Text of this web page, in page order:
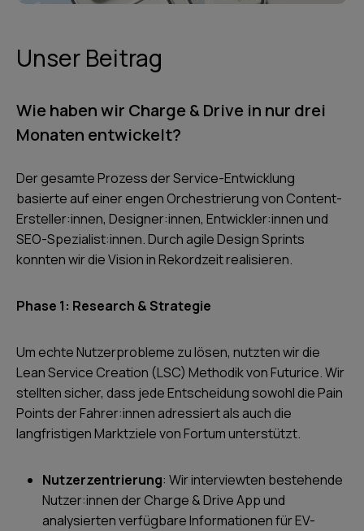
Unser Beitrag
Wie haben wir Charge & Drive in nur drei
Monaten entwickelt?
Der gesamte Prozess der Service-Entwicklung
basierte auf einer engen Orchestrierung von Content-
Ersteller:innen, Designer:innen, Entwickler:innen und
SEO-Spezialist:innen. Durch agile Design Sprints
konnten wir die Vision in Rekordzeit realisieren.
Phase 1: Research & Strategie
Um echte Nutzerprobleme zu lösen, nutzten wir die
Lean Service Creation (LSC) Methodik von Futurice. Wir
stellten sicher, dass jede Entscheidung sowohl die Pain
Points der Fahrer:innen adressiert als auch die
langfristigen Marktziele von Fortum unterstützt.
Nutzerzentrierung: Wir interviewten bestehende
Nutzer:innen der Charge & Drive App und
analysierten verfügbare Informationen für EV-